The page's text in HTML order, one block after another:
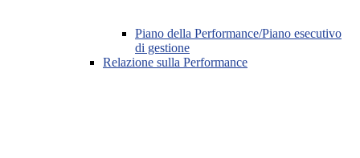
Piano della Performance/Piano esecutivo
di gestione
Relazione sulla Performance